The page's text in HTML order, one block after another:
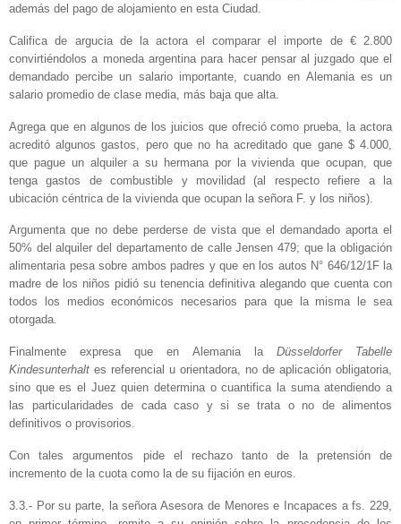
además del pago de alojamiento en esta Ciudad.
Califica de argucia de la actora el comparar el importe de € 2.800
convirtiéndolos a moneda argentina para hacer pensar al juzgado que el
demandado percibe un salario importante, cuando en Alemania es un
salario promedio de clase media, más baja que alta.
Agrega que en algunos de los juicios que ofreció como prueba, la actora
acreditó algunos gastos, pero que no ha acreditado que gane $ 4.000,
que pague un alquiler a su hermana por la vivienda que ocupan, que
tenga gastos de combustible y movilidad (al respecto refiere a la
ubicación céntrica de la vivienda que ocupan la señora F. y los niños).
Argumenta que no debe perderse de vista que el demandado aporta el
50% del alquiler del departamento de calle Jensen 479; que la obligación
alimentaria pesa sobre ambos padres y que en los autos N° 646/12/1F la
madre de los niños pidió su tenencia definitiva alegando que cuenta con
todos los medios económicos necesarios para que la misma le sea
otorgada.
Finalmente expresa que en Alemania la Düsseldorfer Tabelle
Kindesunterhalt es referencial u orientadora, no de aplicación obligatoria,
sino que es el Juez quien determina o cuantifica la suma atendiendo a
las particularidades de cada caso y si se trata o no de alimentos
definitivos o provisorios.
Con tales argumentos pide el rechazo tanto de la pretensión de
incremento de la cuota como la de su fijación en euros.
3.3.- Por su parte, la señora Asesora de Menores e Incapaces a fs. 229,